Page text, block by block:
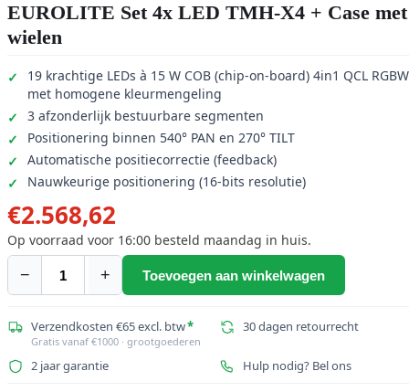
EUROLITE Set 4x LED TMH-X4 + Case met
wielen
19 krachtige LEDs à 15 W COB (chip-on-board) 4in1 QCL RGBW
met homogene kleurmengeling
3 afzonderlijk bestuurbare segmenten
Positionering binnen 540° PAN en 270° TILT
Automatische positiecorrectie (feedback)
Nauwkeurige positionering (16-bits resolutie)
€2.568,62
Op voorraad voor 16:00 besteld maandag in huis.
−
EUROLITE
4x
LED
TMH-
+ Toevoegen aan winkelwagen
Verzendkosten €65 excl. btw*
Gratis vanaf €1000 · grootgoederen
30 dagen retourrecht
2 jaar garantie Hulp nodig? Bel ons